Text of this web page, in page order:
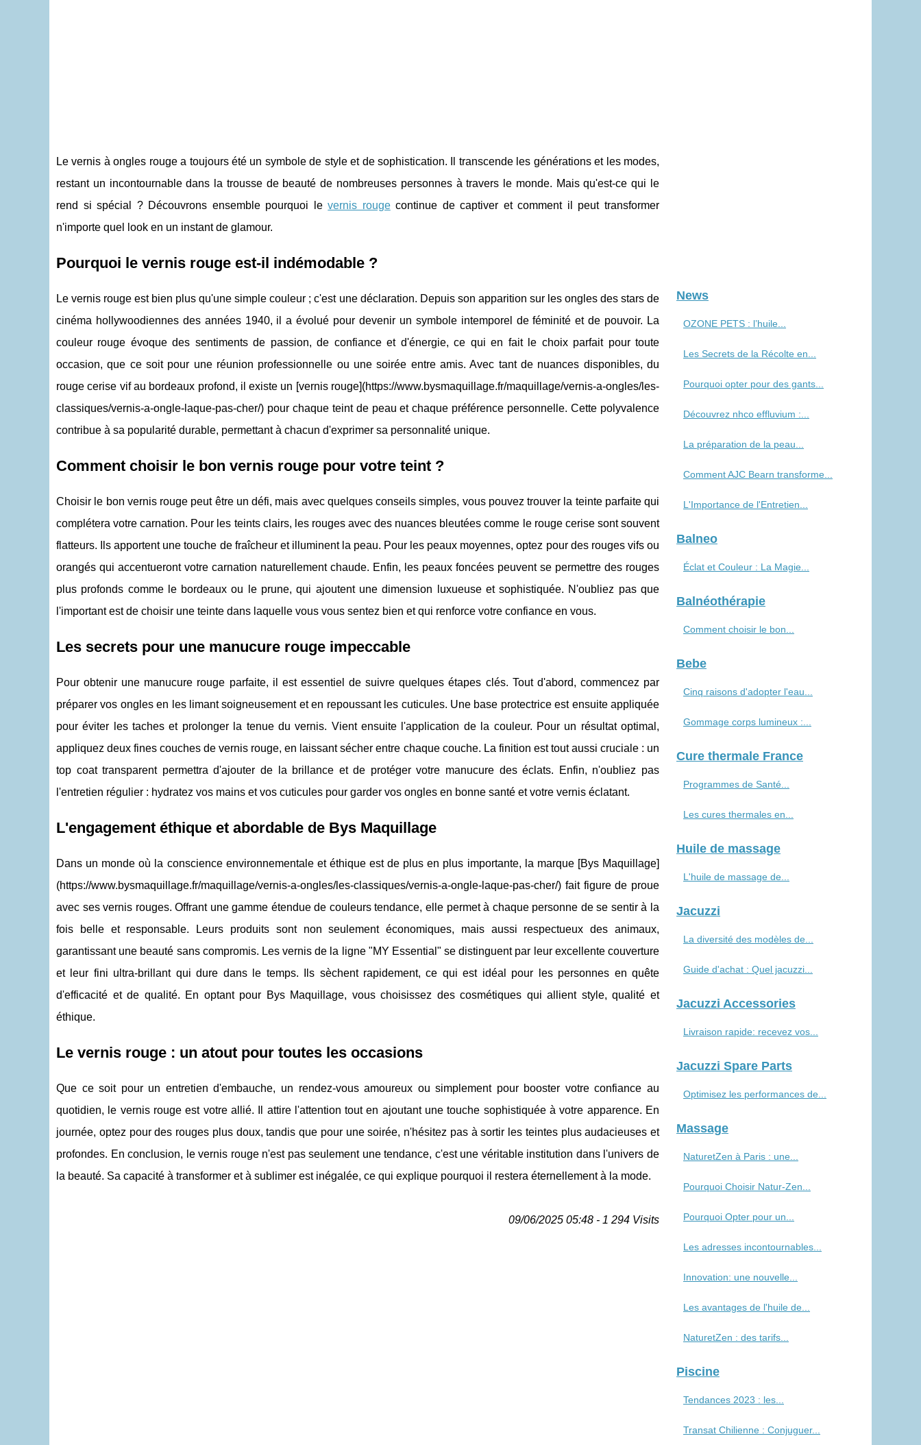
Le vernis à ongles rouge a toujours été un symbole de style et de sophistication. Il transcende les générations et les modes,
restant un incontournable dans la trousse de beauté de nombreuses personnes à travers le monde. Mais qu'est-ce qui le
rend si spécial ? Découvrons ensemble pourquoi levernis rougecontinue de captiver et comment il peut transformer
n'importe quel look en un instant de glamour.
Pourquoi le vernis rouge est-il indémodable ?
Le vernis rouge est bien plus qu'une simple couleur ; c'est une déclaration. Depuis son apparition sur les ongles des stars de
cinéma hollywoodiennes des années 1940, il a évolué pour devenir un symbole intemporel de féminité et de pouvoir. La
couleur rouge évoque des sentiments de passion, de confiance et d'énergie, ce qui en fait le choix parfait pour toute
occasion, que ce soit pour une réunion professionnelle ou une soirée entre amis. Avec tant de nuances disponibles, du
rouge cerise vif au bordeaux profond, il existe un [vernis rouge](https://www.bysmaquillage.fr/maquillage/vernis-a-ongles/les-
classiques/vernis-a-ongle-laque-pas-cher/) pour chaque teint de peau et chaque préférence personnelle. Cette polyvalence
contribue à sa popularité durable, permettant à chacun d'exprimer sa personnalité unique.
Comment choisir le bon vernis rouge pour votre teint ?
Choisir le bon vernis rouge peut être un défi, mais avec quelques conseils simples, vous pouvez trouver la teinte parfaite qui
complétera votre carnation. Pour les teints clairs, les rouges avec des nuances bleutées comme le rouge cerise sont souvent
flatteurs. Ils apportent une touche de fraîcheur et illuminent la peau. Pour les peaux moyennes, optez pour des rouges vifs ou
orangés qui accentueront votre carnation naturellement chaude. Enfin, les peaux foncées peuvent se permettre des rouges
plus profonds comme le bordeaux ou le prune, qui ajoutent une dimension luxueuse et sophistiquée. N'oubliez pas que
l'important est de choisir une teinte dans laquelle vous vous sentez bien et qui renforce votre confiance en vous.
Les secrets pour une manucure rouge impeccable
Pour obtenir une manucure rouge parfaite, il est essentiel de suivre quelques étapes clés. Tout d'abord, commencez par
préparer vos ongles en les limant soigneusement et en repoussant les cuticules. Une base protectrice est ensuite appliquée
pour éviter les taches et prolonger la tenue du vernis. Vient ensuite l'application de la couleur. Pour un résultat optimal,
appliquez deux fines couches de vernis rouge, en laissant sécher entre chaque couche. La finition est tout aussi cruciale : un
top coat transparent permettra d'ajouter de la brillance et de protéger votre manucure des éclats. Enfin, n'oubliez pas
l'entretien régulier : hydratez vos mains et vos cuticules pour garder vos ongles en bonne santé et votre vernis éclatant.
L'engagement éthique et abordable de Bys Maquillage
Dans un monde où la conscience environnementale et éthique est de plus en plus importante, la marque [Bys Maquillage]
(https://www.bysmaquillage.fr/maquillage/vernis-a-ongles/les-classiques/vernis-a-ongle-laque-pas-cher/) fait figure de proue
avec ses vernis rouges. Offrant une gamme étendue de couleurs tendance, elle permet à chaque personne de se sentir à la
fois belle et responsable. Leurs produits sont non seulement économiques, mais aussi respectueux des animaux,
garantissant une beauté sans compromis. Les vernis de la ligne "MY Essential" se distinguent par leur excellente couverture
et leur fini ultra-brillant qui dure dans le temps. Ils sèchent rapidement, ce qui est idéal pour les personnes en quête
d'efficacité et de qualité. En optant pour Bys Maquillage, vous choisissez des cosmétiques qui allient style, qualité et
éthique.
Le vernis rouge : un atout pour toutes les occasions
Que ce soit pour un entretien d'embauche, un rendez-vous amoureux ou simplement pour booster votre confiance au
quotidien, le vernis rouge est votre allié. Il attire l'attention tout en ajoutant une touche sophistiquée à votre apparence. En
journée, optez pour des rouges plus doux, tandis que pour une soirée, n'hésitez pas à sortir les teintes plus audacieuses et
profondes. En conclusion, le vernis rouge n'est pas seulement une tendance, c'est une véritable institution dans l'univers de
la beauté. Sa capacité à transformer et à sublimer est inégalée, ce qui explique pourquoi il restera éternellement à la mode.
09/06/2025 05:48 - 1 294 Visits
News
OZONE PETS : l’huile...
Les Secrets de la Récolte en...
Pourquoi opter pour des gants...
Découvrez nhco effluvium :...
La préparation de la peau...
Comment AJC Bearn transforme...
L'Importance de l'Entretien...
Balneo
Éclat et Couleur : La Magie...
Balnéothérapie
Comment choisir le bon...
Bebe
Cinq raisons d'adopter l'eau...
Gommage corps lumineux :...
Cure thermale France
Programmes de Santé...
Les cures thermales en...
Huile de massage
L'huile de massage de...
Jacuzzi
La diversité des modèles de...
Guide d'achat : Quel jacuzzi...
Jacuzzi Accessories
Livraison rapide: recevez vos...
Jacuzzi Spare Parts
Optimisez les performances de...
Massage
NaturetZen à Paris : une...
Pourquoi Choisir Natur-Zen...
Pourquoi Opter pour un...
Les adresses incontournables...
Innovation: une nouvelle...
Les avantages de l'huile de...
NaturetZen : des tarifs...
Piscine
Tendances 2023 : les...
Transat Chilienne : Conjuguer...